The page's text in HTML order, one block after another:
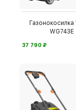
Газонокосилка
WG743E
37 790 ⃏